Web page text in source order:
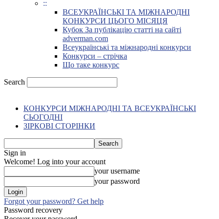
::
ВСЕУКРАЇНСЬКІ ТА МІЖНАРОДНІ
КОНКУРСИ ЦЬОГО МІСЯЦЯ
Кубок За публікацію статті на сайті
adverman.com
Всеукраїнські та міжнародні конкурси
Конкурси – стрічка
Що таке конкурс
Search
КОНКУРСИ МІЖНАРОДНІ ТА ВСЕУКРАЇНСЬКІ
СЬОГОДНІ
ЗІРКОВІ СТОРІНКИ
Sign in
Welcome! Log into your account
your username
your password
Forgot your password? Get help
Password recovery